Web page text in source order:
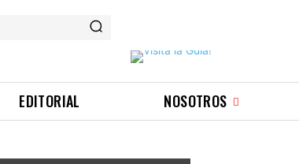
EDITORIAL NOSOTROS